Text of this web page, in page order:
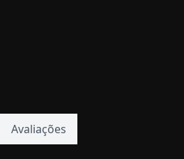
Avaliações